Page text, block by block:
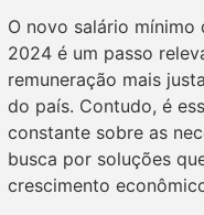
O novo salário mínimo
2024 é um passo
remuneração mais
do país. Contudo, é
constante sobre as
busca por soluções
crescimento